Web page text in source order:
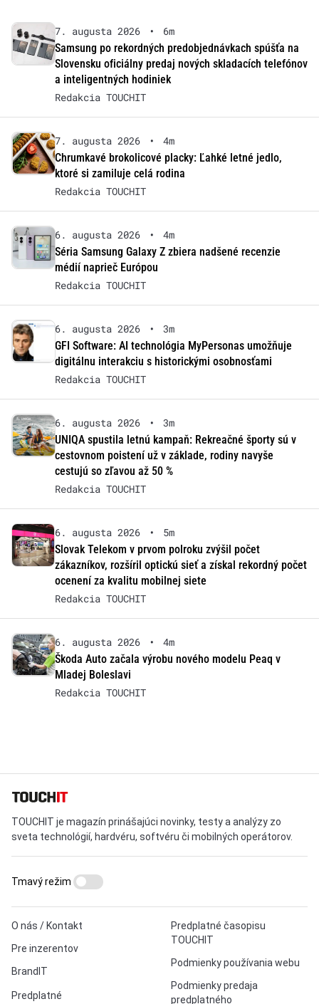
7. augusta 2026 •
6m
Samsung po rekordných predobjednávkach spúšťa na
Slovensku oficiálny predaj nových skladacích telefónov
a inteligentných hodiniek
Redakcia TOUCHIT
7. augusta 2026 •
4m
Chrumkavé brokolicové placky: Ľahké letné jedlo,
ktoré si zamiluje celá rodina
Redakcia TOUCHIT
6. augusta 2026 •
4m
Séria Samsung Galaxy Z zbiera nadšené recenzie
médií naprieč Európou
Redakcia TOUCHIT
6. augusta 2026 •
3m
GFI Software: AI technológia MyPersonas umožňuje
digitálnu interakciu s historickými osobnosťami
Redakcia TOUCHIT
6. augusta 2026 •
3m
UNIQA spustila letnú kampaň: Rekreačné športy sú v
cestovnom poistení už v základe, rodiny navyše
cestujú so zľavou až 50 %
Redakcia TOUCHIT
6. augusta 2026 •
5m
Slovak Telekom v prvom polroku zvýšil počet
zákazníkov, rozšíril optickú sieť a získal rekordný počet
ocenení za kvalitu mobilnej siete
Redakcia TOUCHIT
6. augusta 2026 •
4m
Škoda Auto začala výrobu nového modelu Peaq v
Mladej Boleslavi
Redakcia TOUCHIT
TOUCHIT je magazín prinášajúci novinky, testy a analýzy zo
sveta technológií, hardvéru, softvéru či mobilných operátorov.
O nás / Kontakt
Pre inzerentov
BrandIT
Predplatné
Predplatné časopisu
TOUCHIT
Podmienky používania webu
Podmienky predaja
predplatného
Tmavý režim